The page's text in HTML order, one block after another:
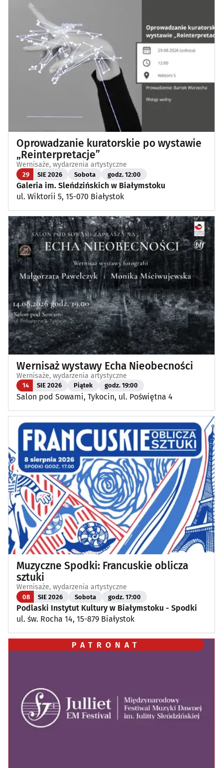
Oprowadzanie kuratorskie po wystawie
„Reinterpretacje”
Wernisaże, wydarzenia artystyczne
29 SIE 2026 Sobota godz. 12:00
Galeria im. Sleńdzińskich w Białymstoku
ul. Wiktorii 5, 15-070 Białystok
Wernisaż wystawy Echa Nieobecności
Wernisaże, wydarzenia artystyczne
14 SIE 2026 Piątek godz. 19:00
Salon pod Sowami, Tykocin, ul. Poświętna 4
Muzyczne Spodki: Francuskie oblicza
sztuki
Wernisaże, wydarzenia artystyczne
08 SIE 2026 Sobota godz. 17:00
Podlaski Instytut Kultury w Białymstoku - Spodki
ul. św. Rocha 14, 15-879 Białystok
PATRONAT